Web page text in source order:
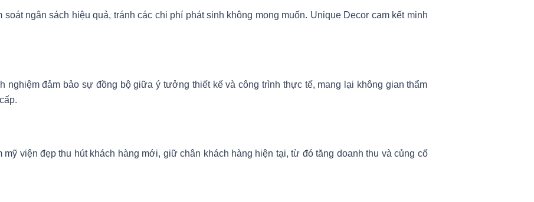
ngân sách hiệu quả, tránh các chi phí phát sinh không mong muốn. Unique Decor cam kết minh
nghiệm đảm bảo sự đồng bộ giữa ý tưởng thiết kế và công trình thực tế, mang lại không gian thẩm
mỹ viện đẹp thu hút khách hàng mới, giữ chân khách hàng hiện tại, từ đó tăng doanh thu và củng cố